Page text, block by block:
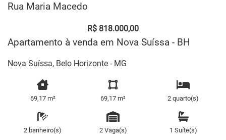
Rua Maria Macedo
R$ 818.000,00
Apartamento à venda em Nova Suíssa - BH
Nova Suíssa, Belo Horizonte - MG
69,17 m² 69,17 m² 2 quarto(s)
2 banheiro(s) 2 Vaga(s) 1 Suíte(s)